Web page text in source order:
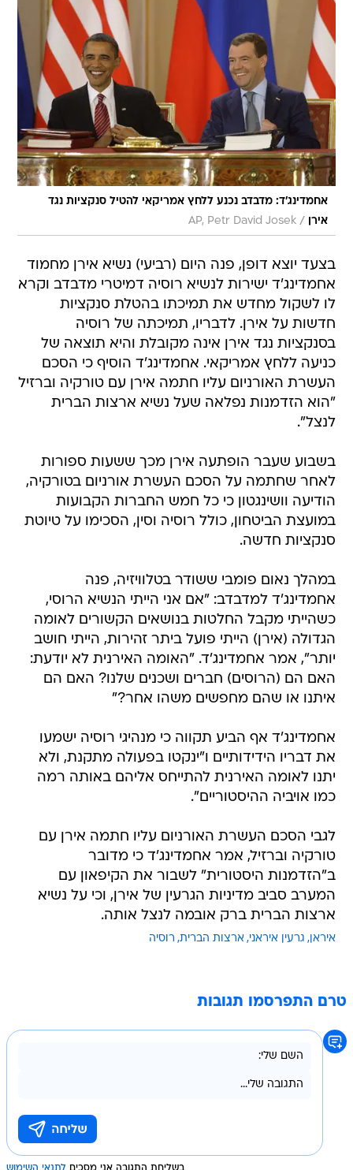
אחמדינג'ד: מדבדב נכנע ללחץ אמריקאי להטיל סנקציות נגד
אירן
/
AP, Petr David Josek
בצעד יוצא דופן, פנה היום (רביעי) נשיא אירן מחמוד
אחמדינג'ד ישירות לנשיא רוסיה דמיטרי מדבדב וקרא
לו לשקול מחדש את תמיכתו בהטלת סנקציות
חדשות על אירן. לדבריו, תמיכתה של רוסיה
בסנקציות נגד אירן אינה מקובלת והיא תוצאה של
כניעה ללחץ אמריקאי. אחמדינג'ד הוסיף כי הסכם
העשרת האורניום עליו חתמה אירן עם טורקיה וברזיל
"הוא הזדמנות נפלאה שעל נשיא ארצות הברית
לנצל".
בשבוע שעבר הופתעה אירן מכך ששעות ספורות
לאחר שחתמה על הסכם העשרת אורניום בטורקיה,
הודיעה וושינגטון כי כל חמש החברות הקבועות
במועצת הביטחון, כולל רוסיה וסין, הסכימו על טיוטת
סנקציות חדשה.
במהלך נאום פומבי ששודר בטלוויזיה, פנה
אחמדינג'ד למדבדב: "אם אני הייתי הנשיא הרוסי,
כשהייתי מקבל החלטות בנושאים הקשורים לאומה
הגדולה (אירן) הייתי פועל ביתר זהירות, הייתי חושב
יותר", אמר אחמדינג'ד. "האומה האירנית לא יודעת:
האם הם (הרוסים) חברים ושכנים שלנו? האם הם
איתנו או שהם מחפשים משהו אחר?"
אחמדינג'ד אף הביע תקווה כי מנהיגי רוסיה ישמעו
את דבריו הידידותיים ו"ינקטו בפעולה מתקנת, ולא
יתנו לאומה האירנית להתייחס אליהם באותה רמה
כמו אויביה ההיסטוריים".
לגבי הסכם העשרת האורניום עליו חתמה אירן עם
טורקיה וברזיל, אמר אחמדינג'ד כי מדובר
ב"הזדמנות היסטורית" לשבור את הקיפאון עם
המערב סביב מדיניות הגרעין של אירן, וכי על נשיא
ארצות הברית ברק אובמה לנצל אותה.
איראן גרעין איראני ארצות הברית רוסיה
טרם התפרסמו תגובות